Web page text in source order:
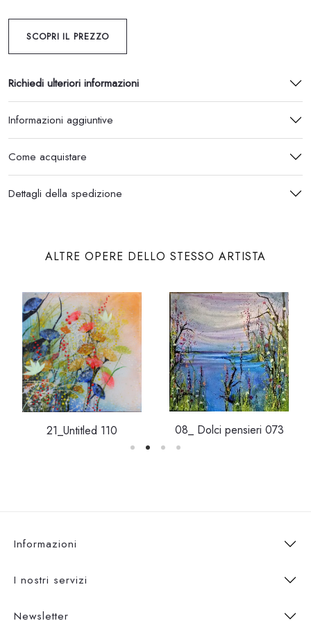
SCOPRI IL PREZZO
Richiedi ulteriori informazioni
Informazioni aggiuntive
Come acquistare
Dettagli della spedizione
ALTRE OPERE DELLO STESSO ARTISTA
21_Untitled 110 08_ Dolci pensieri 073
Informazioni
I nostri servizi
Newsletter